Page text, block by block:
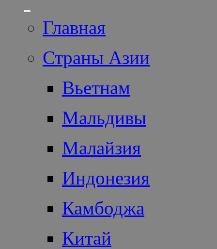
Главная
Страны Азии
Вьетнам
Мальдивы
Малайзия
Индонезия
Камбоджа
Китай